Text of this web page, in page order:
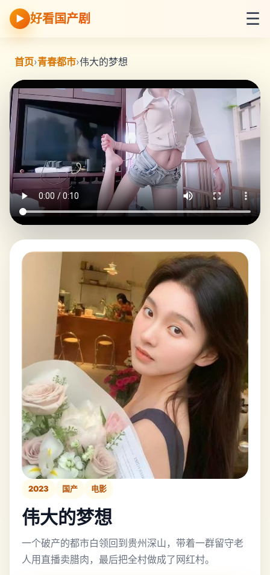
▶ 好看国产剧 ☰
首页›青春都市›伟大的梦想
2023 国产 电影
伟大的梦想
一个破产的都市白领回到贵州深山，带着一群留守老
人用直播卖腊肉，最后把全村做成了网红村。